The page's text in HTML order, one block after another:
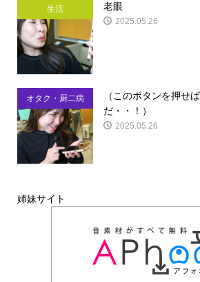
生活 老眼
2025.05.26
オタク・厨二病
（このボタンを押せ
だ・・！）
2025.05.26
姉妹サイト